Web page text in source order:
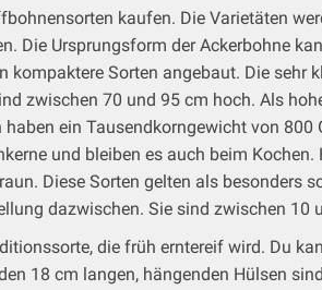
kaufen. Die Varietäten
Die Ursprungsform der Ackerbohne
Sorten angebaut. Die sehr
zwischen 70 und 95 cm hoch. Als
ein Tausendkorngewicht von
und bleiben es auch beim
Diese Sorten gelten als
dazwischen. Sie sind zwischen
die früh erntereif wird. Du
18 cm langen, hängenden Hülsen